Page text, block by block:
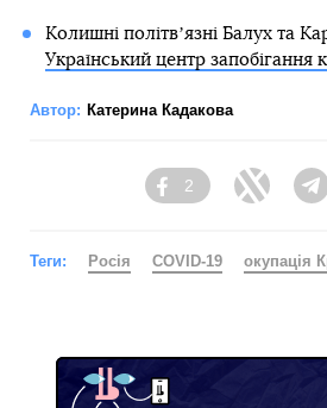
Колишні політвʼязні Балух та
Український центр запобігання
Автор: Катерина Кадакова
Facebook
2
Twitter
Теги: Росія COVID-19 окупація